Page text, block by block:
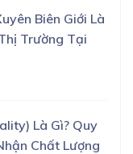
Biên Giới Là
Trường Tại
Là Gì? Quy
Chất Lượng